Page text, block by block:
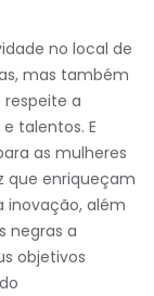
no local de
mas também
a
talentos. E
as mulheres
que enriqueçam
inovação, além
negras a
objetivos